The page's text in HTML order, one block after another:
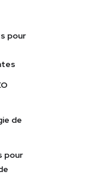
pour
de
pour